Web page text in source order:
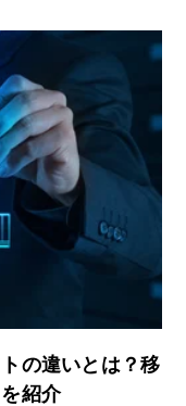
の違いとは？移
紹介